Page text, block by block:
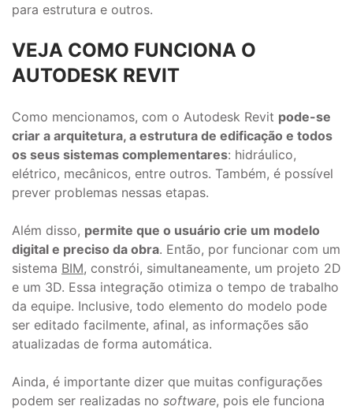
para estrutura e outros.
VEJA COMO FUNCIONA O
AUTODESK REVIT
Como mencionamos, com o Autodesk Revit pode-se
criar a arquitetura, a estrutura de edificação e todos
os seus sistemas complementares: hidráulico,
elétrico, mecânicos, entre outros. Também, é possível
prever problemas nessas etapas.
Além disso, permite que o usuário crie um modelo
digital e preciso da obra. Então, por funcionar com um
sistema BIM, constrói, simultaneamente, um projeto 2D
e um 3D. Essa integração otimiza o tempo de trabalho
da equipe. Inclusive, todo elemento do modelo pode
ser editado facilmente, afinal, as informações são
atualizadas de forma automática.
Ainda, é importante dizer que muitas configurações
podem ser realizadas no software, pois ele funciona